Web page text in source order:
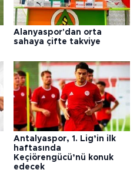
Alanyaspor'dan orta
sahaya çifte takviye
Antalyaspor, 1. Lig’in ilk
haftasında
Keçiörengücü’nü konuk
edecek